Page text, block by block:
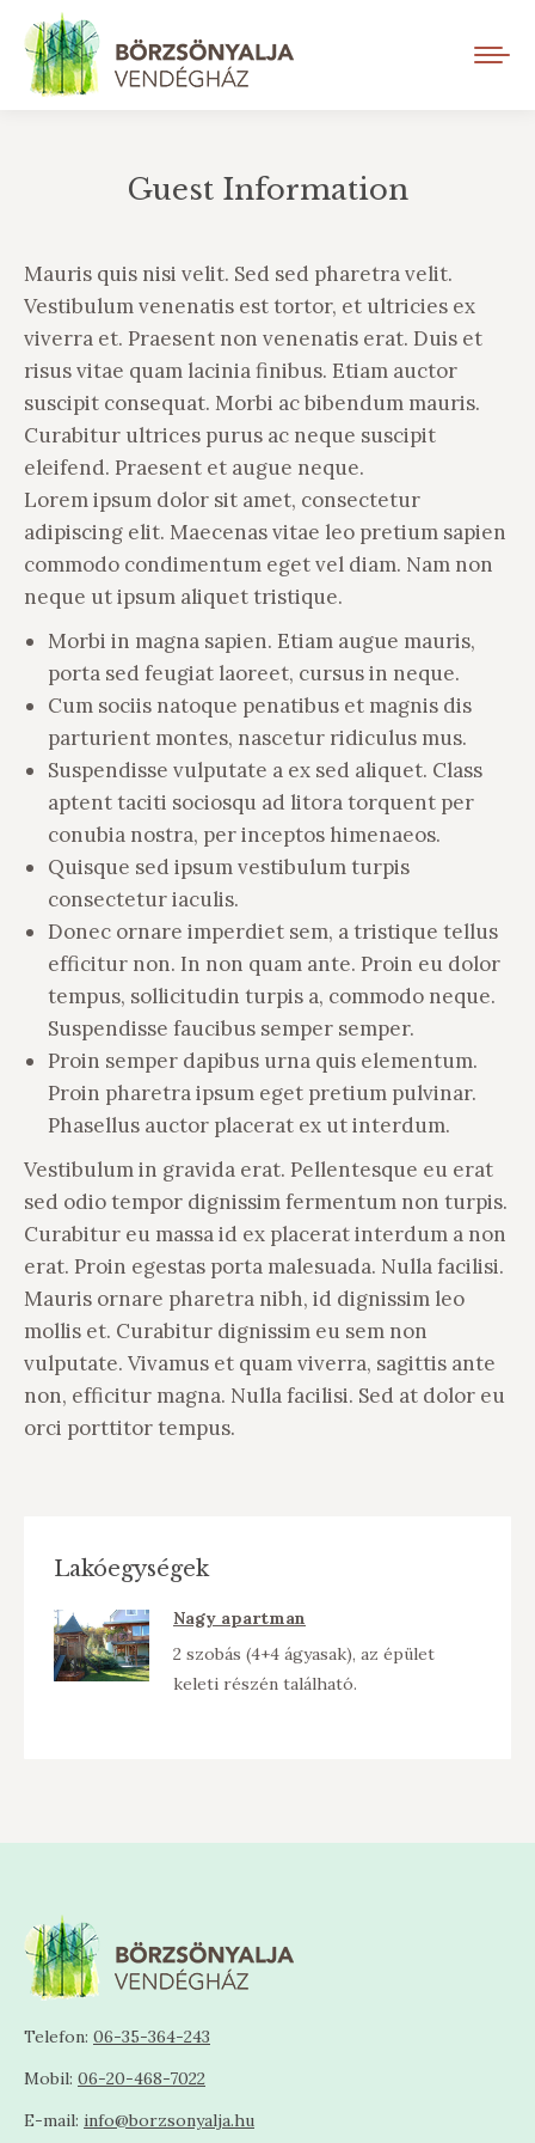
Guest Information
Mauris quis nisi velit. Sed sed pharetra velit.
Vestibulum venenatis est tortor, et ultricies ex
viverra et. Praesent non venenatis erat. Duis et
risus vitae quam lacinia finibus. Etiam auctor
suscipit consequat. Morbi ac bibendum mauris.
Curabitur ultrices purus ac neque suscipit
eleifend. Praesent et augue neque.
Lorem ipsum dolor sit amet, consectetur
adipiscing elit. Maecenas vitae leo pretium sapien
commodo condimentum eget vel diam. Nam non
neque ut ipsum aliquet tristique.
Morbi in magna sapien. Etiam augue mauris,
porta sed feugiat laoreet, cursus in neque.
Cum sociis natoque penatibus et magnis dis
parturient montes, nascetur ridiculus mus.
Suspendisse vulputate a ex sed aliquet. Class
aptent taciti sociosqu ad litora torquent per
conubia nostra, per inceptos himenaeos.
Quisque sed ipsum vestibulum turpis
consectetur iaculis.
Donec ornare imperdiet sem, a tristique tellus
efficitur non. In non quam ante. Proin eu dolor
tempus, sollicitudin turpis a, commodo neque.
Suspendisse faucibus semper semper.
Proin semper dapibus urna quis elementum.
Proin pharetra ipsum eget pretium pulvinar.
Phasellus auctor placerat ex ut interdum.
Vestibulum in gravida erat. Pellentesque eu erat
sed odio tempor dignissim fermentum non turpis.
Curabitur eu massa id ex placerat interdum a non
erat. Proin egestas porta malesuada. Nulla facilisi.
Mauris ornare pharetra nibh, id dignissim leo
mollis et. Curabitur dignissim eu sem non
vulputate. Vivamus et quam viverra, sagittis ante
non, efficitur magna. Nulla facilisi. Sed at dolor eu
orci porttitor tempus.
Lakóegységek
Nagy apartman
2 szobás (4+4 ágyasak), az épület
keleti részén található.
Telefon: 06-35-364-243
Mobil: 06-20-468-7022
E-mail: info@borzsonyalja.hu